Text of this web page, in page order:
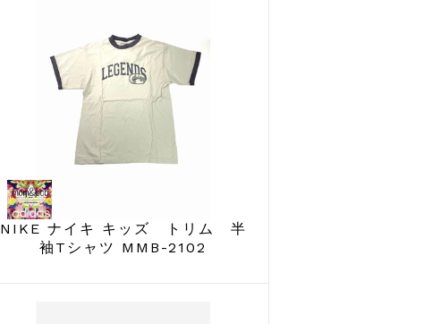
NIKE ナイキ キッズ トリム 半
袖Tシャツ MMB-2102